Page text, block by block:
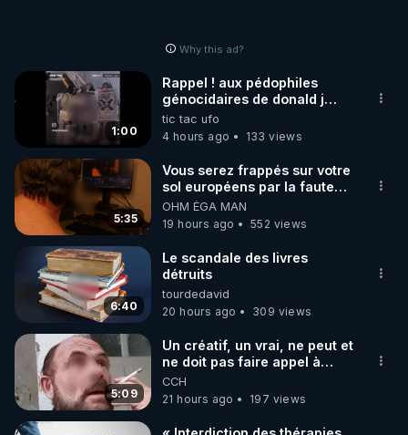
Why this ad?
1:00
Rappel ! aux pédophiles
génocidaires de donald j
trump et ses supporters
trumpistes 424et 666.
tic tac ufo
4 hours ago
133 views
5:35
Vous serez frappés sur votre
sol européens par la faute
des dirigeants qui s'en
mettent dans le nez
OHM ÉGA MAN
19 hours ago
552 views
6:40
Le scandale des livres
détruits
tourdedavid
20 hours ago
309 views
5:09
Un créatif, un vrai, ne peut et
ne doit pas faire appel à
l'intelligence artificielle
CCH
21 hours ago
197 views